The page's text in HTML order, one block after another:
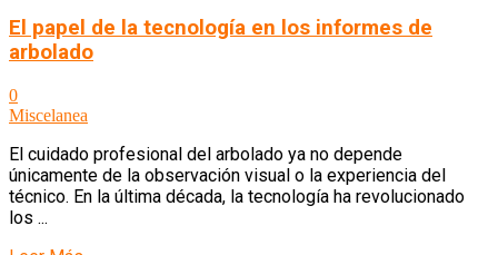
El papel de la tecnología en los informes de
arbolado
0
Miscelanea
El cuidado profesional del arbolado ya no depende
únicamente de la observación visual o la experiencia del
técnico. En la última década, la tecnología ha revolucionado
los ...